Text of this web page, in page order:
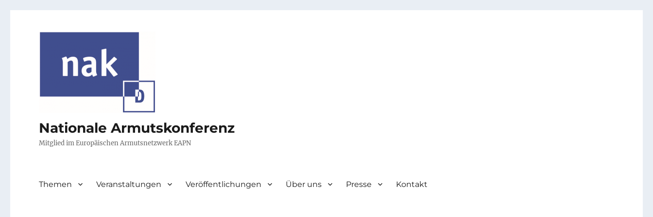
Nationale Armutskonferenz
Mitglied im Europäischen Armutsnetzwerk EAPN
Themen Veranstaltungen Veröffentlichungen Über uns Presse Kontakt